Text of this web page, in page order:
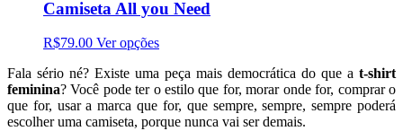
Camiseta All you Need
R$79.00 Ver opções
Fala sério né? Existe uma peça mais democrática do que a t-shirt
feminina? Você pode ter o estilo que for, morar onde for, comprar o
que for, usar a marca que for, que sempre, sempre, sempre poderá
escolher uma camiseta, porque nunca vai ser demais.